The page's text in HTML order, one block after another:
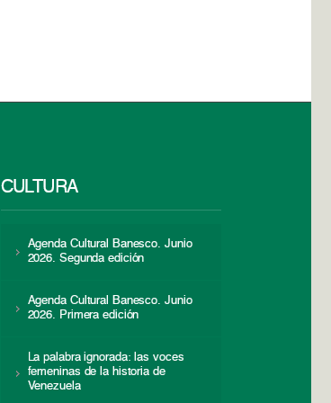
CULTURA
Agenda Cultural Banesco. Junio
2026. Segunda edición
Agenda Cultural Banesco. Junio
2026. Primera edición
La palabra ignorada: las voces
femeninas de la historia de
Venezuela